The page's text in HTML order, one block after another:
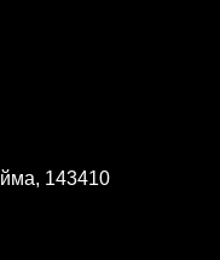
143410